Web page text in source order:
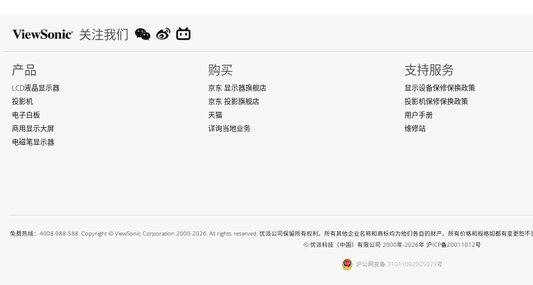
关注我们
产品
LCD液晶显示器
投影机
电子白板
商用显示大屏
电磁笔显示器
购买
京东 显示器旗舰店
京东 投影旗舰店
天猫
详询当地业务
支持服务
显示设备保修保换政策
投影机保修保换政策
用户手册
维修站
免费热线：4008-988-588. Copyright © ViewSonic Corporation 2000-2026. All rights reserved. 优派公司保留所有权利。所有其他企业名称和商标均为他们各自的财产。所有价格和规格如都有变更恕
© 优派科技（中国）有限公司 2000年-2026年 沪ICP备20011012号
沪公网安备 31011002005073号